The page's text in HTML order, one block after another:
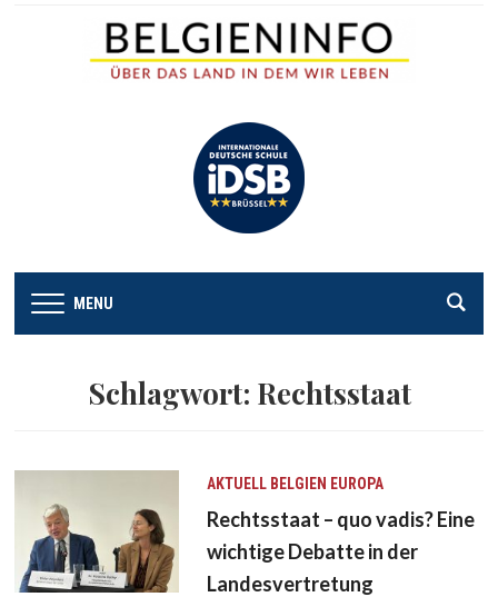
MENU
Schlagwort: Rechtsstaat
AKTUELL BELGIEN EUROPA
Rechtsstaat – quo vadis? Eine
wichtige Debatte in der
Landesvertretung